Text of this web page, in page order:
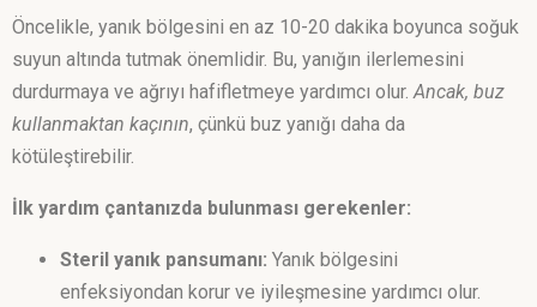
Öncelikle, yanık bölgesini en az 10-20 dakika boyunca soğuk
suyun altında tutmak önemlidir. Bu, yanığın ilerlemesini
durdurmaya ve ağrıyı hafifletmeye yardımcı olur.Ancak, buz
kullanmaktan kaçının, çünkü buz yanığı daha da
kötüleştirebilir.
İlk yardım çantanızda bulunması gerekenler:
Steril yanık pansumanı: Yanık bölgesini
enfeksiyondan korur ve iyileşmesine yardımcı olur.